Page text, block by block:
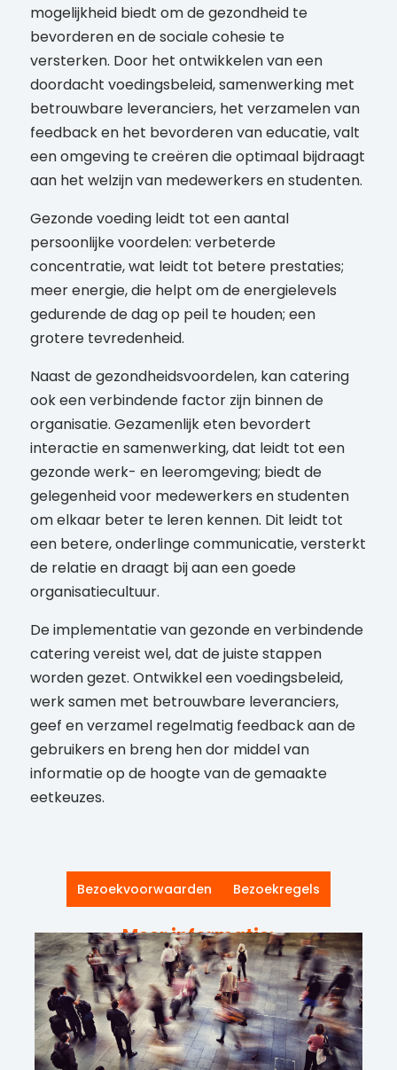
mogelijkheid biedt om de gezondheid te
bevorderen en de sociale cohesie te
versterken. Door het ontwikkelen van een
doordacht voedingsbeleid, samenwerking met
betrouwbare leveranciers, het verzamelen van
feedback en het bevorderen van educatie, valt
een omgeving te creëren die optimaal bijdraagt
aan het welzijn van medewerkers en studenten.
Gezonde voeding leidt tot een aantal
persoonlijke voordelen: verbeterde
concentratie, wat leidt tot betere prestaties;
meer energie, die helpt om de energielevels
gedurende de dag op peil te houden; een
grotere tevredenheid.
Naast de gezondheidsvoordelen, kan catering
ook een verbindende factor zijn binnen de
organisatie. Gezamenlijk eten bevordert
interactie en samenwerking, dat leidt tot een
gezonde werk- en leeromgeving; biedt de
gelegenheid voor medewerkers en studenten
om elkaar beter te leren kennen. Dit leidt tot
een betere, onderlinge communicatie, versterkt
de relatie en draagt bij aan een goede
organisatiecultuur.
De implementatie van gezonde en verbindende
catering vereist wel, dat de juiste stappen
worden gezet. Ontwikkel een voedingsbeleid,
werk samen met betrouwbare leveranciers,
geef en verzamel regelmatig feedback aan de
gebruikers en breng hen dor middel van
informatie op de hoogte van de gemaakte
eetkeuzes.
Bezoekvoorwaarden Bezoekregels
Meer informatie: